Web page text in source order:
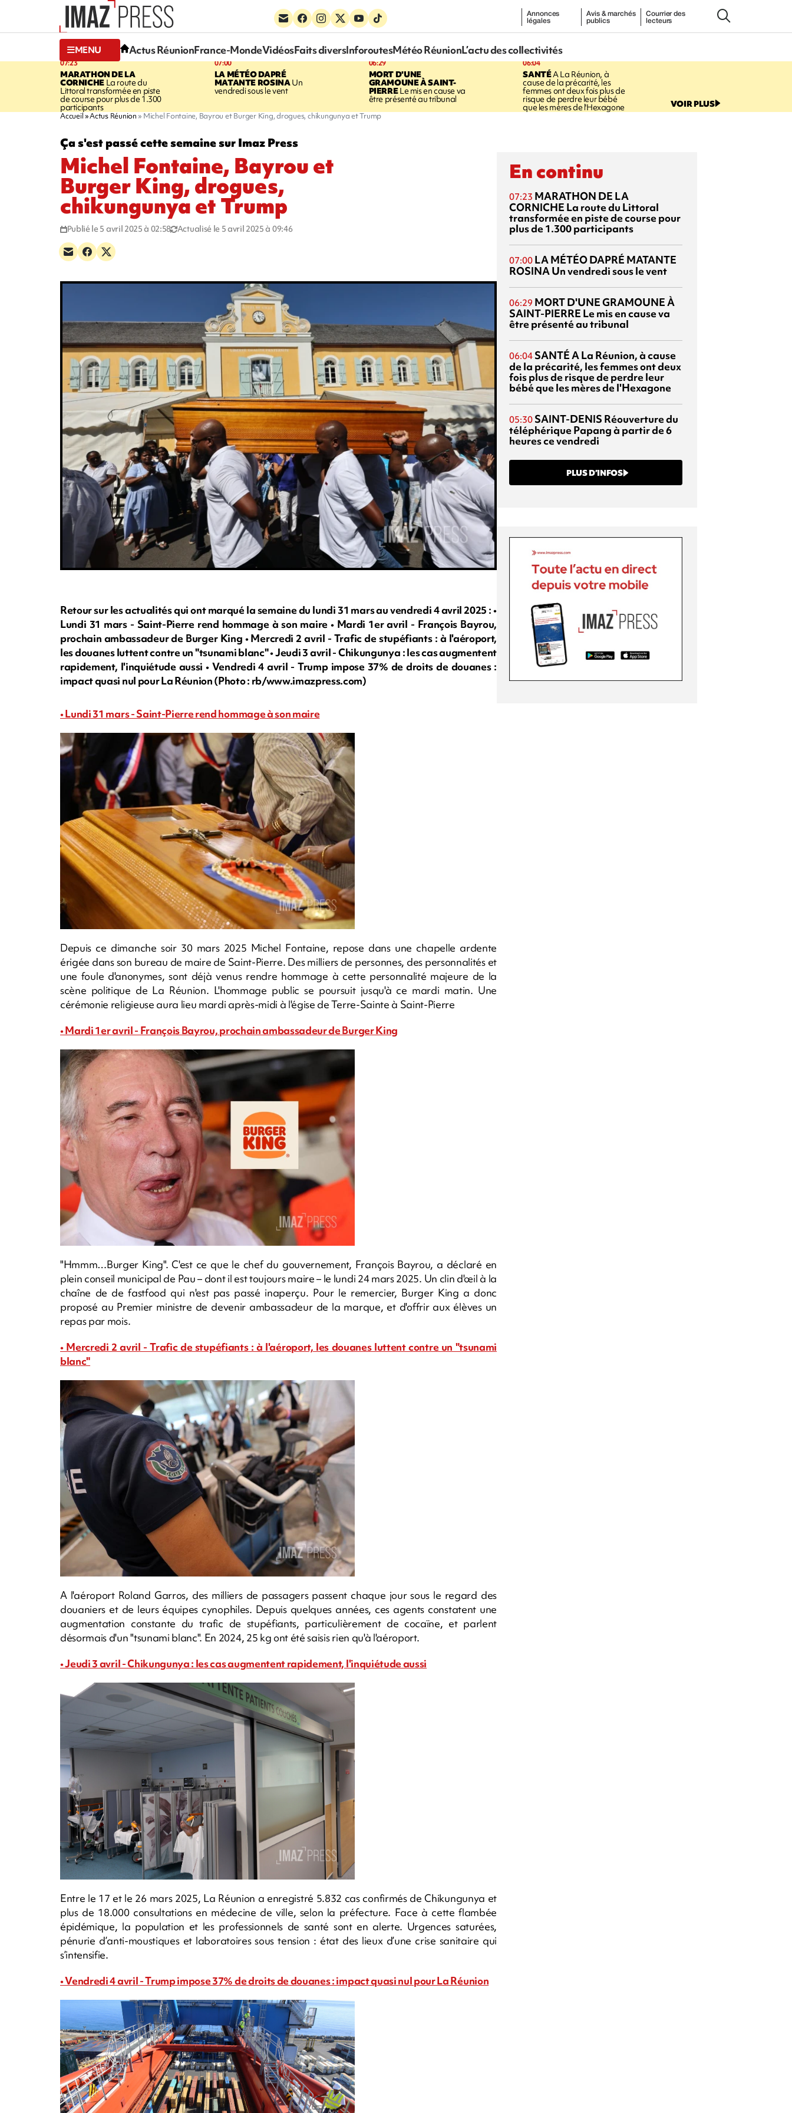
Annonces
légales
Avis & marchés
publics
Courrier des
lecteurs
MENU Actus RéunionFrance-MondeVidéosFaits diversInforoutesMétéo RéunionL’actu des collectivités
07:23
MARATHON DE LA
CORNICHELa route du
Littoral transformée en piste
de course pour plus de 1.300
participants
07:00
LA MÉTÉO DAPRÉ
MATANTE ROSINAUn
vendredi sous le vent
06:29
MORT D'UNE
GRAMOUNE À SAINT-
PIERRELe mis en cause va
être présenté au tribunal
06:04
SANTÉA La Réunion, à
cause de la précarité, les
femmes ont deux fois plus de
risque de perdre leur bébé
que les mères de l'Hexagone VOIR PLUS
Accueil Actus Réunion Michel Fontaine, Bayrou et Burger King, drogues, chikungunya et Trump
Ça s'est passé cette semaine sur Imaz Press
Michel Fontaine, Bayrou et
Burger King, drogues,
chikungunya et Trump
Publié le 5 avril 2025 à 02:58 Actualisé le 5 avril 2025 à 09:46
Retour sur les actualités qui ont marqué la semaine du lundi 31 mars au vendredi 4 avril 2025 : •
Lundi 31 mars - Saint-Pierre rend hommage à son maire • Mardi 1er avril - François Bayrou,
prochain ambassadeur de Burger King • Mercredi 2 avril - Trafic de stupéfiants : à l'aéroport,
les douanes luttent contre un "tsunami blanc" • Jeudi 3 avril - Chikungunya : les cas augmentent
rapidement, l'inquiétude aussi • Vendredi 4 avril - Trump impose 37% de droits de douanes :
impact quasi nul pour La Réunion (Photo : rb/www.imazpress.com)
• Lundi 31 mars - Saint-Pierre rend hommage à son maire
Depuis ce dimanche soir 30 mars 2025 Michel Fontaine, repose dans une chapelle ardente
érigée dans son bureau de maire de Saint-Pierre. Des milliers de personnes, des personnalités et
une foule d'anonymes, sont déjà venus rendre hommage à cette personnalité majeure de la
scène politique de La Réunion. L'hommage public se poursuit jusqu'à ce mardi matin. Une
cérémonie religieuse aura lieu mardi après-midi à l'égise de Terre-Sainte à Saint-Pierre
• Mardi 1er avril - François Bayrou, prochain ambassadeur de Burger King
"Hmmm…Burger King". C'est ce que le chef du gouvernement, François Bayrou, a déclaré en
plein conseil municipal de Pau – dont il est toujours maire – le lundi 24 mars 2025. Un clin d'œil à la
chaîne de de fastfood qui n'est pas passé inaperçu. Pour le remercier, Burger King a donc
proposé au Premier ministre de devenir ambassadeur de la marque, et d'offrir aux élèves un
repas par mois.
• Mercredi 2 avril - Trafic de stupéfiants : à l'aéroport, les douanes luttent contre un "tsunami
blanc"
A l'aéroport Roland Garros, des milliers de passagers passent chaque jour sous le regard des
douaniers et de leurs équipes cynophiles. Depuis quelques années, ces agents constatent une
augmentation constante du trafic de stupéfiants, particulièrement de cocaïne, et parlent
désormais d'un "tsunami blanc". En 2024, 25 kg ont été saisis rien qu'à l'aéroport.
• Jeudi 3 avril - Chikungunya : les cas augmentent rapidement, l'inquiétude aussi
Entre le 17 et le 26 mars 2025, La Réunion a enregistré 5.832 cas confirmés de Chikungunya et
plus de 18.000 consultations en médecine de ville, selon la préfecture. Face à cette flambée
épidémique, la population et les professionnels de santé sont en alerte. Urgences saturées,
pénurie d’anti-moustiques et laboratoires sous tension : état des lieux d’une crise sanitaire qui
s’intensifie.
• Vendredi 4 avril - Trump impose 37% de droits de douanes : impact quasi nul pour La Réunion
En continu
07:23 MARATHON DE LA
CORNICHE La route du Littoral
transformée en piste de course pour
plus de 1.300 participants
07:00 LA MÉTÉO DAPRÉ MATANTE
ROSINAUn vendredi sous le vent
06:29 MORT D'UNE GRAMOUNE À
SAINT-PIERRE Le mis en cause va
être présenté au tribunal
06:04 SANTÉA La Réunion, à cause
de la précarité, les femmes ont deux
fois plus de risque de perdre leur
bébé que les mères de l'Hexagone
05:30 SAINT-DENIS Réouverture du
téléphérique Papang à partir de 6
heures ce vendredi
PLUS D’INFOS